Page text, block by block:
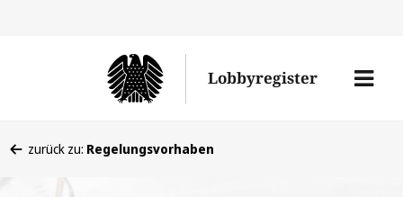
Lobbyregister
Menü
befinden
zurück zu: Regelungsvorhaben